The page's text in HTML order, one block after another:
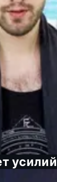
усилий